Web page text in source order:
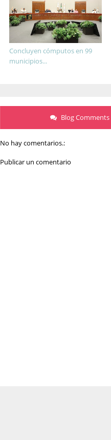
Concluyen cómputos en 99
municipios...
Blog Comments
No hay comentarios.:
Publicar un comentario